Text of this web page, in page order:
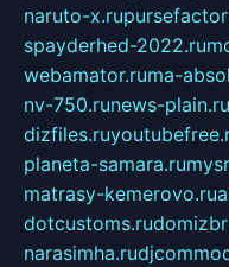
naruto-x.ru
spayderhed-2022.ru
webamator.ruma-
nv-750.runews-plain.ru
dizfiles.ru
planeta-samara.ru
matrasy-kemerovo.ru
dotcustoms.ru
narasimha.ru